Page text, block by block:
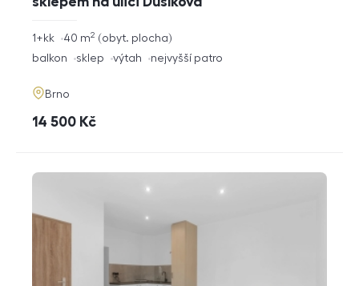
rozměry
1+kk obyt. plocha
40 m2
funkce
balkon sklep výtah nejvyšší patro
adresa
Brno
cena
14 500 Kč